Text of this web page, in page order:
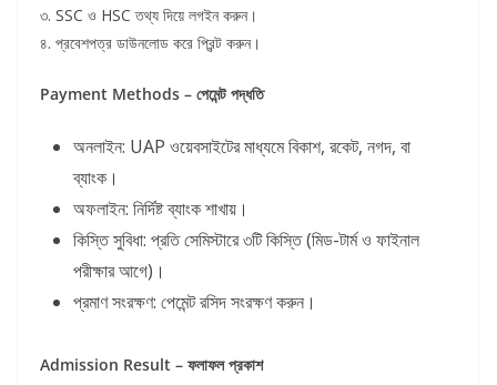
৩. SSC ও HSC তথ্য দিয়ে লগইন করুন।
৪. প্রবেশপত্র ডাউনলোড করে প্রিন্ট করুন।
Payment Methods – পেমেন্টপদ্ধতি
অনলাইন: UAP ওয়েবসাইটের মাধ্যমে বিকাশ, রকেট, নগদ, বা
ব্যাংক।
অফলাইন: নির্দিষ্ট ব্যাংক শাখায়।
কিস্তি সুবিধা: প্রতি সেমিস্টারে ৩টি কিস্তি (মিড-টার্ম ও ফাইনাল
পরীক্ষার আগে)।
প্রমাণ সংরক্ষণ: পেমেন্ট রসিদ সংরক্ষণ করুন।
Admission Result – ফলাফলপ্রকাশ